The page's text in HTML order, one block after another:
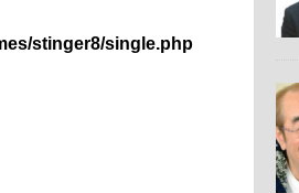
stinger8/single.php